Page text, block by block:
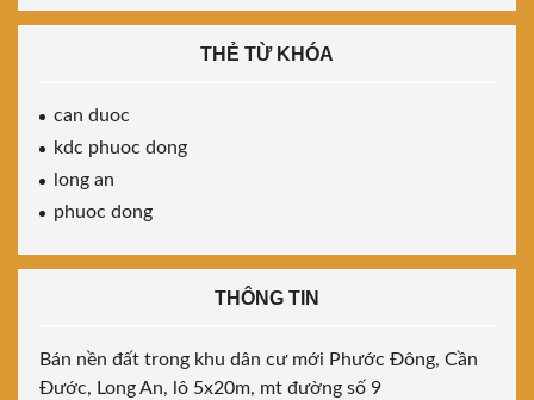
THẺ TỪ KHÓA
can duoc
kdc phuoc dong
long an
phuoc dong
THÔNG TIN
Bán nền đất trong khu dân cư mới Phước Đông, Cần
Đước, Long An, lô 5x20m, mt đường số 9